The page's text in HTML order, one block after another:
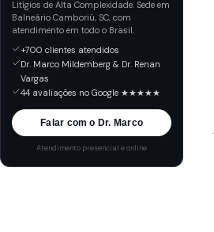
Litígios de Alta Complexidade. Sede em
Balneário Camboriú, SC, com
atendimento em todo o Brasil.
+700 clientes atendidos
Dr. Marco Mildemberg & Dr. Renan
Vargas
44 avaliações no Google ★★★★★
Falar com o Dr. Marco
Atendimento presencial e online